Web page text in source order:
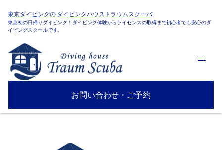
東京ダイビングの'ダイビングハウストラウムスクーバ'
東京初の日帰りダイビング！ダイビング体験からライセンスの取得まで初心者でも安心のダ
イビングスクールです。
お問い合わせ・ご予約